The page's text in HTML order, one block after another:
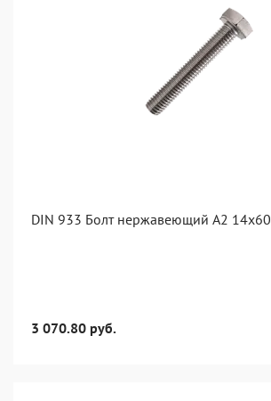
DIN 933 Болт нержавеющий А2 14х60
3 070.80 руб.